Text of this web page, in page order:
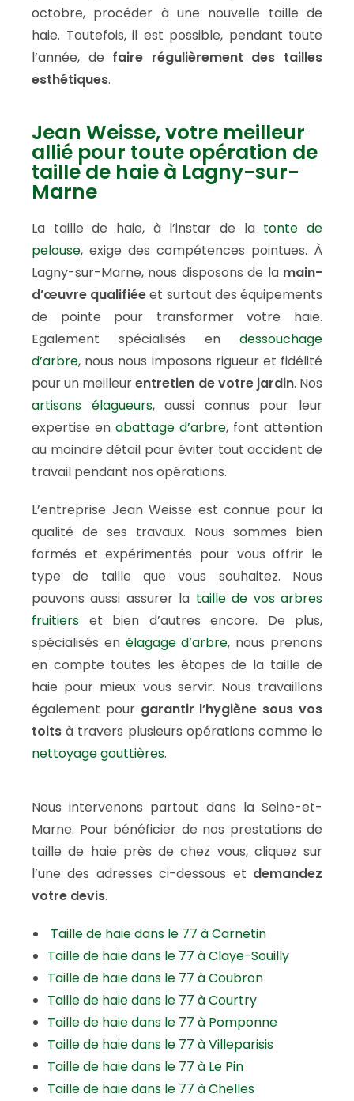
octobre, procéder à une nouvelle taille de
haie. Toutefois, il est possible, pendant toute
l’année, de faire régulièrement des tailles
esthétiques.
Jean Weisse, votre meilleur
allié pour toute opération de
taille de haie à Lagny-sur-
Marne
La taille de haie, à l’instar de la tonte de
pelouse, exige des compétences pointues. À
Lagny-sur-Marne, nous disposons de la main-
d’œuvre qualifiéeet surtout des équipements
de pointe pour transformer votre haie.
Egalement spécialisés en dessouchage
d’arbre, nous nous imposons rigueur et fidélité
pour un meilleurentretien de votre jardin. Nos
artisans élagueurs, aussi connus pour leur
expertise en abattage d’arbre, font attention
au moindre détail pour éviter tout accident de
travail pendant nos opérations.
L’entreprise Jean Weisse est connue pour la
qualité de ses travaux. Nous sommes bien
formés et expérimentés pour vous offrir le
type de taille que vous souhaitez. Nous
pouvons aussi assurer la taille de vos arbres
fruitiers et bien d’autres encore. De plus,
spécialisés en élagage d’arbre, nous prenons
en compte toutes les étapes de la taille de
haie pour mieux vous servir. Nous travaillons
également pour garantir l’hygiène sous vos
toits à travers plusieurs opérations comme le
nettoyage gouttières.
Nous intervenons partout dans la Seine-et-
Marne. Pour bénéficier de nos prestations de
taille de haie près de chez vous, cliquez sur
l’une des adresses ci-dessous et demandez
votre devis.
Taille de haie dans le 77 à Carnetin
Taille de haie dans le 77 à Claye-Souilly
Taille de haie dans le 77 à Coubron
Taille de haie dans le 77 à Courtry
Taille de haie dans le 77 à Pomponne
Taille de haie dans le 77 à Villeparisis
Taille de haie dans le 77 à Le Pin
Taille de haie dans le 77 à Chelles